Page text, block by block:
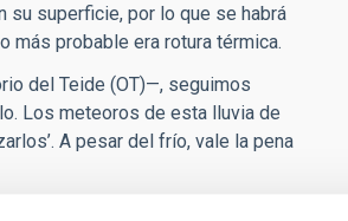
su superficie, por lo que se habrá
más probable era rotura térmica.
del Teide (OT)—, seguimos
Los meteoros de esta lluvia de
A pesar del frío, vale la pena